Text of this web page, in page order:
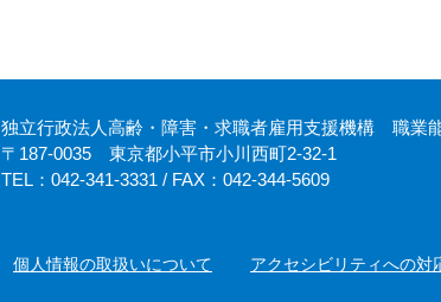
独立行政法人高齢・障害・求職者雇用支援機構 職業
〒187-0035 東京都小平市小川西町2-32-1
TEL：042-341-3331 / FAX：042-344-5609
個人情報の取扱いについて アクセシビリティへの対